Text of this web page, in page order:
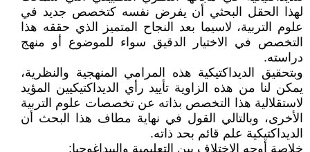
لهذا الحقل البحثي أن يفرض نفسه كتخصص جديد في
علوم التربية، لاسيما بعد النجاح المتميز الذي حققه هذا
التخصص في الاختيار الدقيق سواء للموضوع أو منهج
دراسته.
وبتحقيق الديداكتيكية هذه المرامي المنهجية والنظرية،
يمكن لنا من هذه الزاوية تأييد رأي الديداكتيكيين المؤيد
لاستقلالية هذا التخصص بذاته عن تخصصات علوم التربية
الأخرى، وبالتالي القول في نهاية مطاف هذا البحث أن
الديداكتيكية علم قائم بحد ذاته.
خلاصة أوجه الاختلاف بين التعليمية والبيداغوجيا: